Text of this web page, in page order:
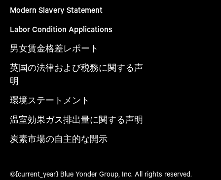
Modern Slavery Statement
Labor Condition Applications
男女賃金格差レポート
英国の法律および税務に関する声
明
環境ステートメント
温室効果ガス排出量に関する声明
炭素市場の自主的な開示
©{current_year} Blue Yonder Group, Inc. All rights reserved.